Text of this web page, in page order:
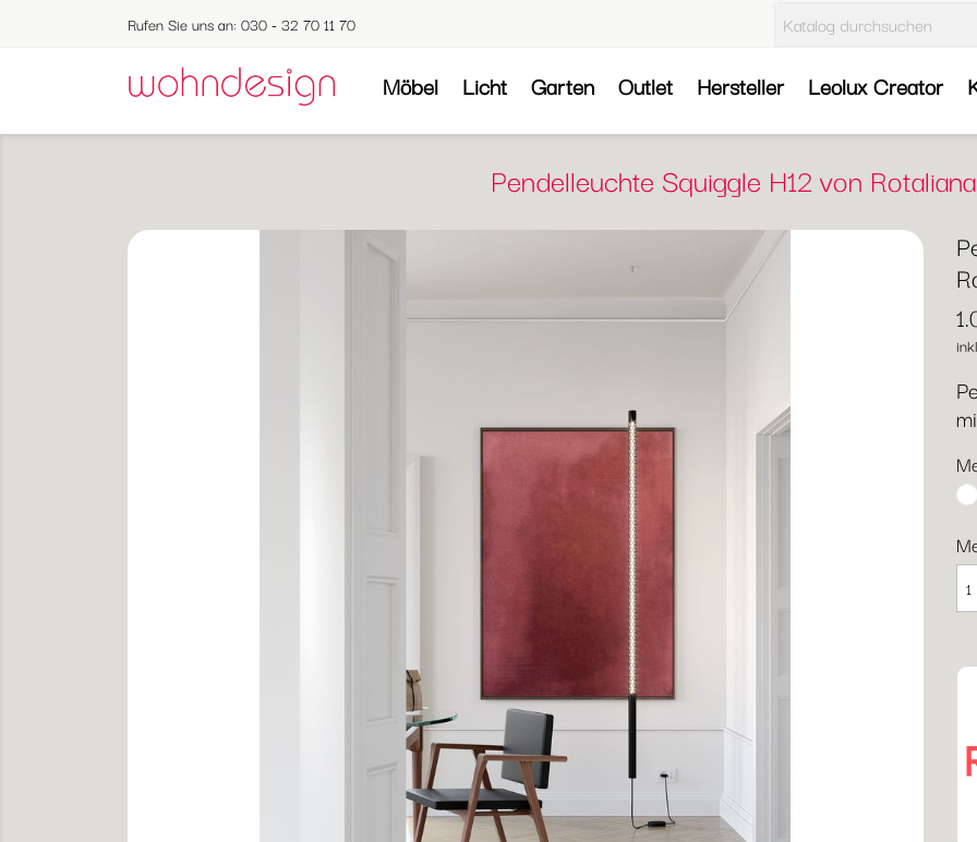
Rufen Sie uns an: 030 - 32 70 11 70
Möbel Licht Garten Outlet Hersteller Leolux Creator
Pendelleuchte Squiggle H12 von Rotaliana